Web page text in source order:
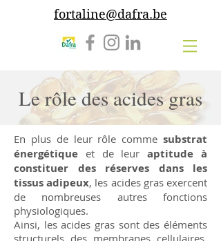
fortaline@dafra.be
Le rôle des acides gras
En plus de leur rôle comme substrat
énergétique et de leuraptitude à
constituer des réserves dans les
tissus adipeux, les acides gras exercent
de nombreuses autres fonctions
physiologiques.
Ainsi, les acides gras sont des éléments
structurels des membranes cellulaires,